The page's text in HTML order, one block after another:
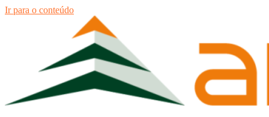
Ir para o conteúdo